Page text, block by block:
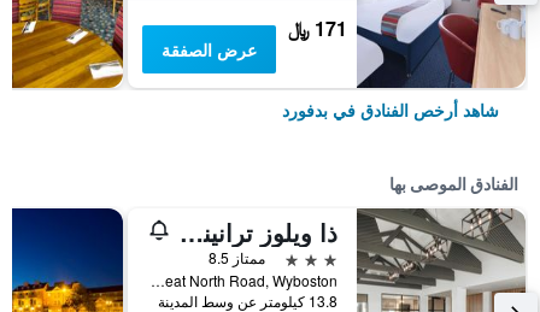
171 ﷼
عرض الصفقة
شاهد أرخص الفنادق في بدفورد
الفنادق الموصى بها
ذا ويلوز ترانينج سنتر
3 نجوم
ممتاز 8.5
Great North Road, Wyboston, بدفورد, المملكة المتحدة
13.8 كيلومتر عن وسط المدينة